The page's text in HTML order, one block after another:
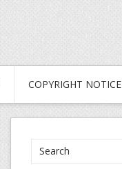
COPYRIGHT NOTICE